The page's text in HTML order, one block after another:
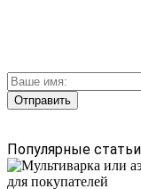
Популярные статьи